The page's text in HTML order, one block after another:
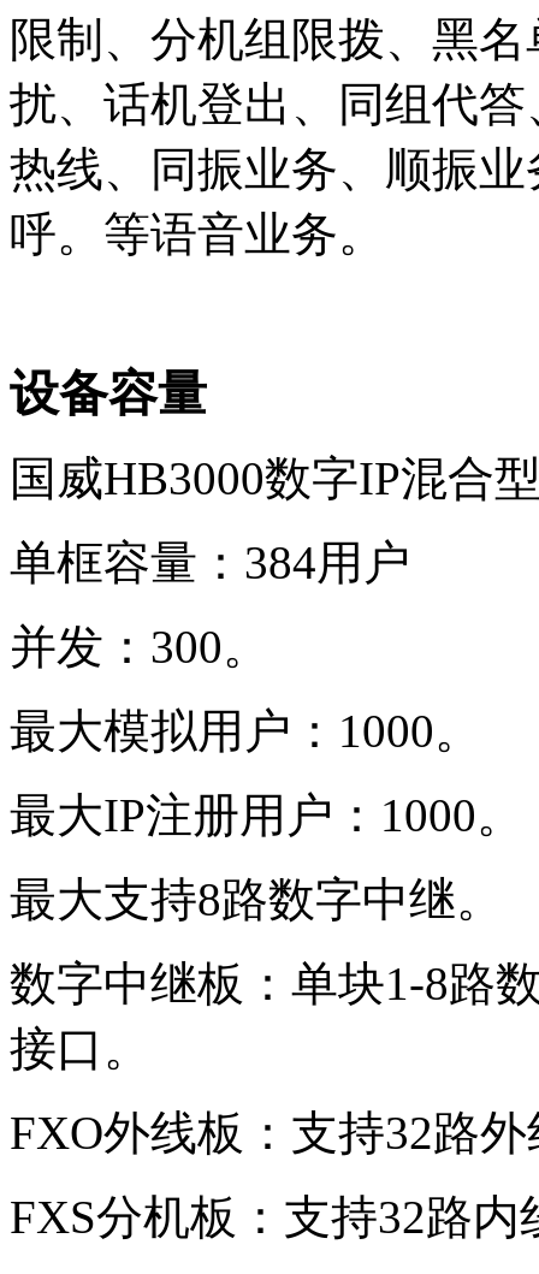
限制、分机组限拨、黑
扰、话机登出、同组代
热线、同振业务、顺振
呼。等语音业务。
设备容量
国威HB3000数字IP混合
单框容量：384用户
并发：300。
最大模拟用户：1000。
最大IP注册用户：1000。
最大支持8路数字中继。
数字中继板：单块1-8路
接口。
FXO外线板：支持32路
FXS分机板：支持32路